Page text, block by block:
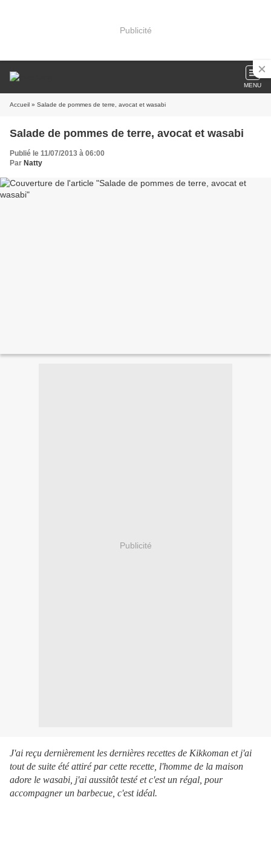
Publicité
MENU
Accueil » Salade de pommes de terre, avocat et wasabi
Salade de pommes de terre, avocat et wasabi
Publié le 11/07/2013 à 06:00
Par Natty
Publicité
J'ai reçu dernièrement les dernières recettes de Kikkoman et j'ai
tout de suite été attiré par cette recette, l'homme de la maison
adore le wasabi, j'ai aussitôt testé et c'est un régal, pour
accompagner un barbecue, c'est idéal.